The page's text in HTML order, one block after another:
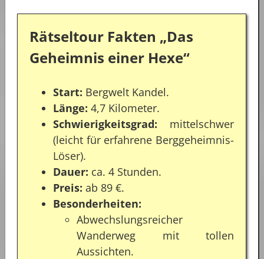
Rätseltour Fakten „Das
Geheimnis einer Hexe“
Start: Bergwelt Kandel.
Länge: 4,7 Kilometer.
Schwierigkeitsgrad: mittelschwer
(leicht für erfahrene Berggeheimnis-
Löser).
Dauer: ca. 4 Stunden.
Preis: ab 89 €.
Besonderheiten:
Abwechslungsreicher
Wanderweg mit tollen
Aussichten.